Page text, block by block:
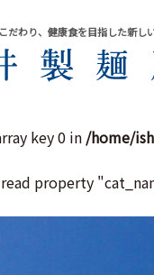
だわり、健康食を目指した新し
key 0 in /home/
property